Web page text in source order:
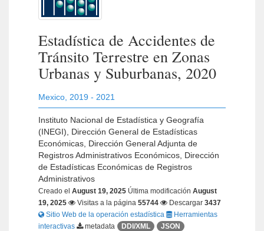
Estadística de Accidentes de
Tránsito Terrestre en Zonas
Urbanas y Suburbanas, 2020
Mexico 2019 - 2021
Instituto Nacional de Estadística y Geografía
(INEGI), Dirección General de Estadísticas
Económicas, Dirección General Adjunta de
Registros Administrativos Económicos, Dirección
de Estadísticas Económicas de Registros
Administrativos
Creado el August 19, 2025 Última modificación August
19, 2025
Visitas a la página 55744 Descargar 3437
Sitio Web de la operación estadística
Herramientas
interactivas
metadata DDI/XML JSON